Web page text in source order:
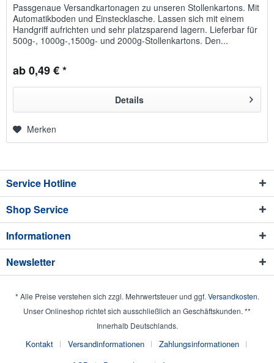
Passgenaue Versandkartonagen zu unseren Stollenkartons. Mit
Automatikboden und Einstecklasche. Lassen sich mit einem
Handgriff aufrichten und sehr platzsparend lagern. Lieferbar für
500g-, 1000g-,1500g- und 2000g-Stollenkartons. Den...
ab 0,49 € *
Details
Merken
Service Hotline
Shop Service
Informationen
Newsletter
* Alle Preise verstehen sich zzgl. Mehrwertsteuer und ggf. Versandkosten.
Unser Onlineshop richtet sich ausschließlich an Geschäftskunden. **
Innerhalb Deutschlands.
Kontakt Versandinformationen
Zahlungsinformationen